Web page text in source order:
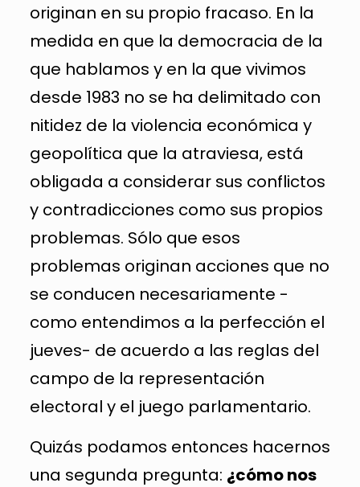
originan en su propio fracaso. En la
medida en que la democracia de la
que hablamos y en la que vivimos
desde 1983 no se ha delimitado con
nitidez de la violencia económica y
geopolítica que la atraviesa, está
obligada a considerar sus conflictos
y contradicciones como sus propios
problemas. Sólo que esos
problemas originan acciones que no
se conducen necesariamente -
como entendimos a la perfección el
jueves- de acuerdo a las reglas del
campo de la representación
electoral y el juego parlamentario.
Quizás podamos entonces hacernos
una segunda pregunta: ¿cómo nos